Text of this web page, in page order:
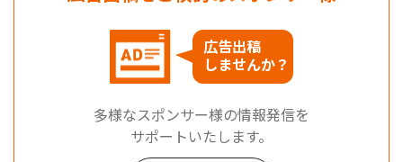
広告出稿
しませんか？
多様なスポンサー様の情報発信を
サポートいたします。